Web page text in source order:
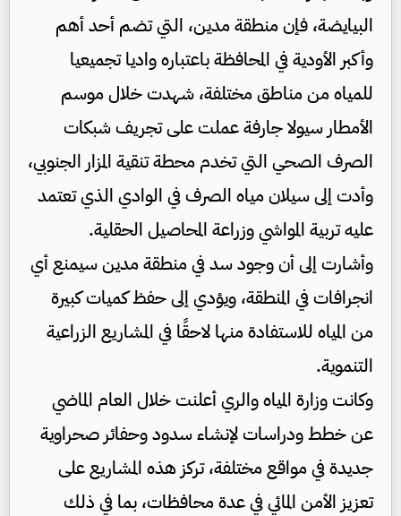
البيايضة، فإن منطقة مدين، التي تضم أحد أهم
وأكبر الأودية في المحافظة باعتباره واديا تجميعيا
للمياه من مناطق مختلفة، شهدت خلال موسم
الأمطار سيولا جارفة عملت على تجريف شبكات
الصرف الصحي التي تخدم محطة تنقية المزار الجنوبي،
وأدت إلى سيلان مياه الصرف في الوادي الذي تعتمد
عليه تربية المواشي وزراعة المحاصيل الحقلية.
وأشارت إلى أن وجود سد في منطقة مدين سيمنع أي
انجرافات في المنطقة، ويؤدي إلى حفظ كميات كبيرة
من المياه للاستفادة منها لاحقًا في المشاريع الزراعية
التنموية.
وكانت وزارة المياه والري أعلنت خلال العام الماضي
عن خطط ودراسات لإنشاء سدود وحفائر صحراوية
جديدة في مواقع مختلفة، تركز هذه المشاريع على
تعزيز الأمن المائي في عدة محافظات، بما في ذلك